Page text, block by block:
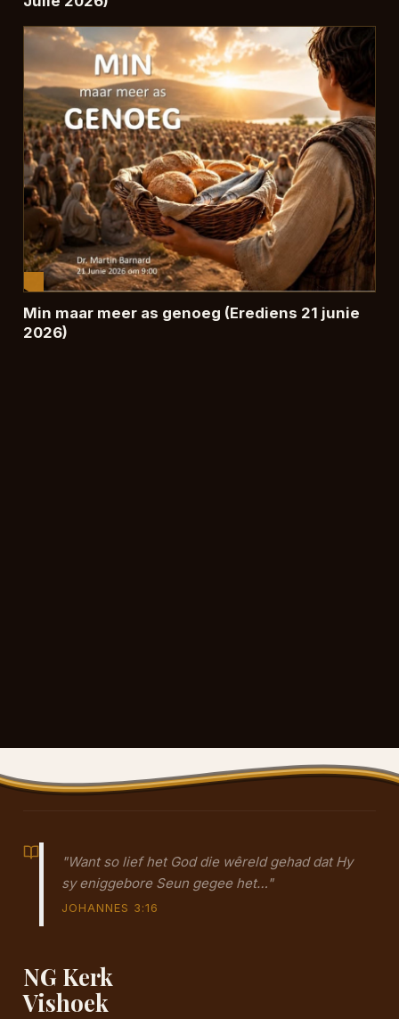
Min maar meer as genoeg (Erediens 21 junie
2026)
"Want so lief het God die wêreld gehad dat Hy
sy eniggebore Seun gegee het…"
JOHANNES 3:16
NG Kerk
Vishoek